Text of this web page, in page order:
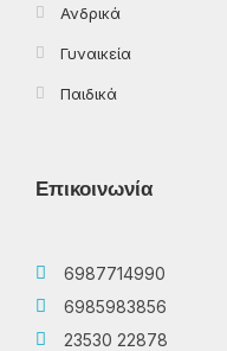
Ανδρικά
Γυναικεία
Παιδικά
Επικοινωνία
6987714990
6985983856
23530 22878